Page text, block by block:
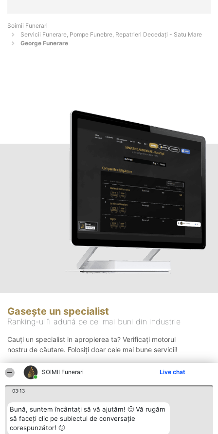
SOIMII Funerari Live chat
03:13
Bună, suntem încântați să vă ajutăm! 🙂 Vă rugăm
să faceți clic pe subiectul de conversație
corespunzător! 🙂
Soimii Funerari
Servicii Funerare, Pompe Funebre, Repatrieri Decedați - Satu Mare
George Funerare
Gasește un specialist
Ranking-ul îi adună pe cei mai buni din industrie
Cauți un specialist in apropierea ta? Verificați motorul
nostru de căutare. Folosiți doar cele mai bune servicii!